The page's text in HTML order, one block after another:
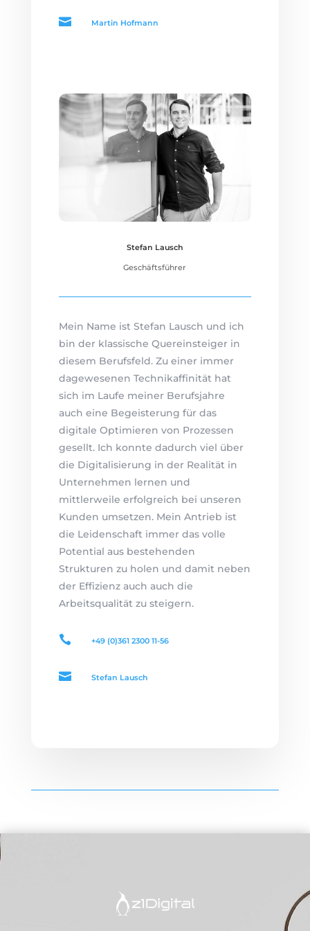
 Martin Hofmann
Stefan Lausch
Geschäftsführer
Mein Name ist Stefan Lausch und ich
bin der klassische Quereinsteiger in
diesem Berufsfeld. Zu einer immer
dagewesenen Technikaffinität hat
sich im Laufe meiner Berufsjahre
auch eine Begeisterung für das
digitale Optimieren von Prozessen
gesellt. Ich konnte dadurch viel über
die Digitalisierung in der Realität in
Unternehmen lernen und
mittlerweile erfolgreich bei unseren
Kunden umsetzen. Mein Antrieb ist
die Leidenschaft immer das volle
Potential aus bestehenden
Strukturen zu holen und damit neben
der Effizienz auch auch die
Arbeitsqualität zu steigern.
 +49 (0)361 2300 11-56
 Stefan Lausch